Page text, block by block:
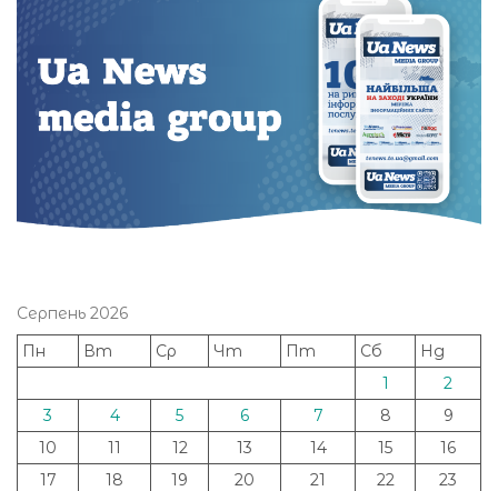
Серпень 2026
Пн
Вт Ср Чт Пт Сб
Нд
1
2
3
4 5 6 7 8
9
10
11 12 13 14 15
16
17
18 19 20 21 22
23